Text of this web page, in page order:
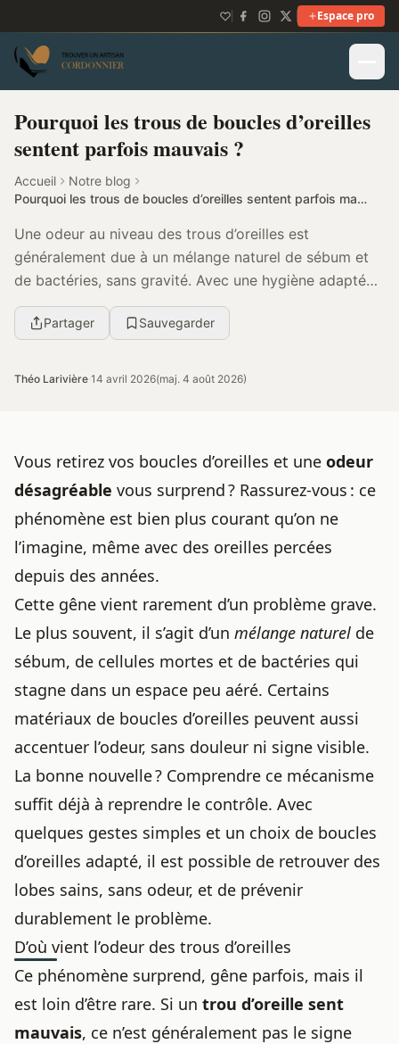
Espace pro
Pourquoi les trous de boucles d’oreilles
sentent parfois mauvais ?
Accueil
Notre blog
Pourquoi les trous de boucles d’oreilles sentent parfois mauvais ?
Une odeur au niveau des trous d’oreilles est
généralement due à un mélange naturel de sébum et
de bactéries, sans gravité. Avec une hygiène adaptée
et de bons matériaux, il est facile d’y remédier dur...
Partager Sauvegarder
Théo Larivière·14 avril 2026(maj. 4 août 2026)
Vous retirez vos boucles d’oreilles et une odeur
désagréable vous surprend ? Rassurez-vous : ce
phénomène est bien plus courant qu’on ne
l’imagine, même avec des oreilles percées
depuis des années.
Cette gêne vient rarement d’un problème grave.
Le plus souvent, il s’agit d’un mélange naturel de
sébum, de cellules mortes et de bactéries qui
stagne dans un espace peu aéré. Certains
matériaux de boucles d’oreilles peuvent aussi
accentuer l’odeur, sans douleur ni signe visible.
La bonne nouvelle ? Comprendre ce mécanisme
suffit déjà à reprendre le contrôle. Avec
quelques gestes simples et un choix de boucles
d’oreilles adapté, il est possible de retrouver des
lobes sains, sans odeur, et de prévenir
durablement le problème.
D’où vient l’odeur des trous d’oreilles
Ce phénomène surprend, gêne parfois, mais il
est loin d’être rare. Si un trou d’oreille sent
mauvais, ce n’est généralement pas le signe